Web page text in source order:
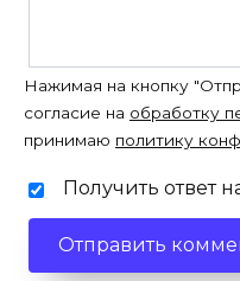
Нажимая на кнопку
согласие на обработку
принимаю политику
Получить ответ